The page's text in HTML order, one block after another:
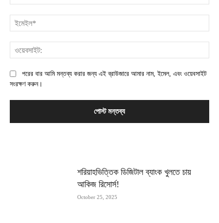
পরের বার আমি মন্তব্য করার জন্য এই ব্রাউজারে আমার নাম, ইমেল, এবং ওয়েবসাইট
সংরক্ষণ করুন।
শরিয়াহভিত্তিক ডিজিটাল ব্যাংক খুলতে চায়
আকিজ রিসোর্স!
October 25, 2025